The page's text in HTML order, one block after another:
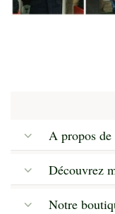
A propos
Découvrez
Notre